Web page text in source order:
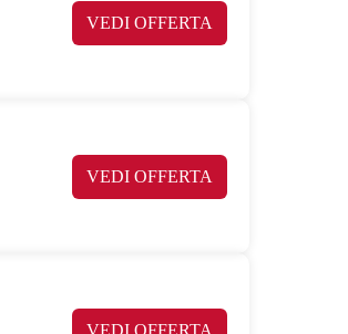
VEDI OFFERTA
VEDI OFFERTA
VEDI OFFERTA